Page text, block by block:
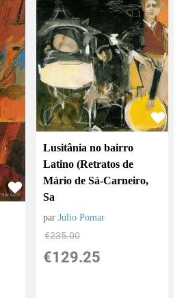
Lusitânia no bairro
Latino (Retratos de
Mário de Sá-Carneiro,
Sa
parJulio Pomar
€235.00
€129.25